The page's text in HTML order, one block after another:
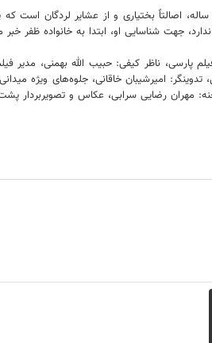
درام دفاع مقدسی «آن دو» قصه‌ای را در جنگ تحمیلی روایت می‌کند که در خلاصه آن آمده است:
جهت شناسایی او، ابتدا به خانواده ظفر
ناظر کیفی: حبیب الله بهمنی، مدیر
امیرشیبان خاقانی، جلوه‌های ویژه
مهران رضایی سرابی، عکاس و تصویربردار